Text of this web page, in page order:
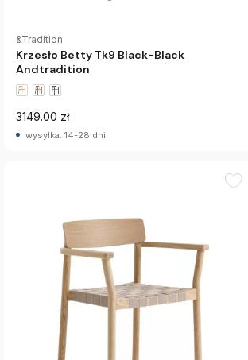
&Tradition
Krzesło Betty Tk9 Black-Black
Andtradition
3149.00 zł
wysyłka: 14-28 dni